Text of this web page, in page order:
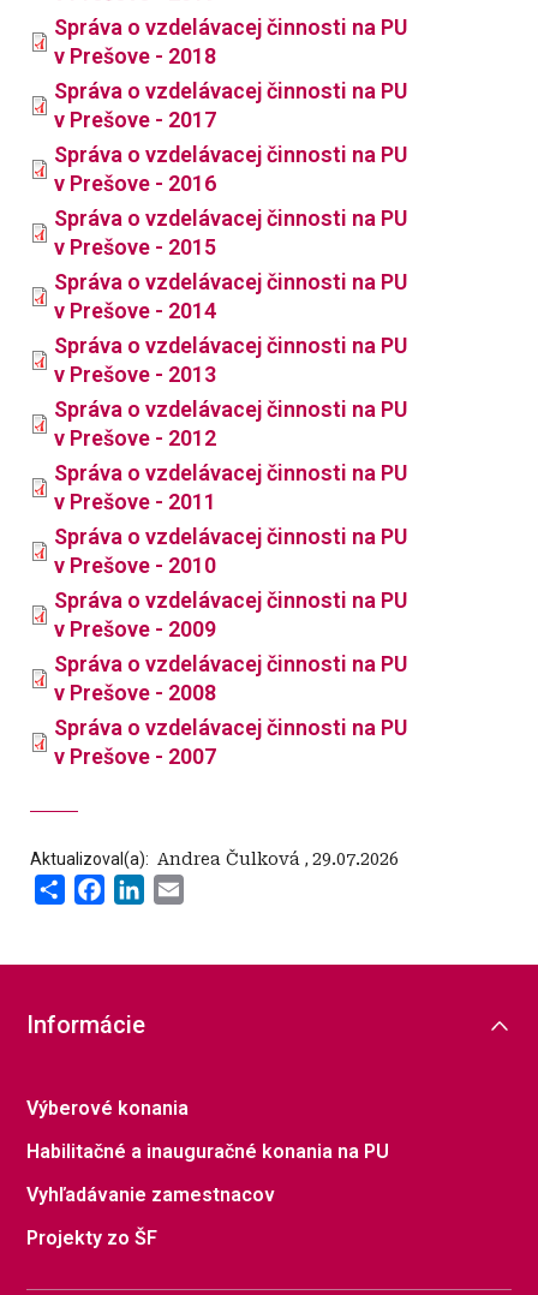
Správa o vzdelávacej činnosti na PU
v Prešove - 2018
Správa o vzdelávacej činnosti na PU
v Prešove - 2017
Správa o vzdelávacej činnosti na PU
v Prešove - 2016
Správa o vzdelávacej činnosti na PU
v Prešove - 2015
Správa o vzdelávacej činnosti na PU
v Prešove - 2014
Správa o vzdelávacej činnosti na PU
v Prešove - 2013
Správa o vzdelávacej činnosti na PU
v Prešove - 2012
Správa o vzdelávacej činnosti na PU
v Prešove - 2011
Správa o vzdelávacej činnosti na PU
v Prešove - 2010
Správa o vzdelávacej činnosti na PU
v Prešove - 2009
Správa o vzdelávacej činnosti na PU
v Prešove - 2008
Správa o vzdelávacej činnosti na PU
v Prešove - 2007
Aktualizoval(a): ‍ Andrea Čulková , 29.07.2026
Share FacebookLinkedIn
Informácie
Výberové konania
Habilitačné a inauguračné konania na PU
Vyhľadávanie zamestnacov
Projekty zo ŠF